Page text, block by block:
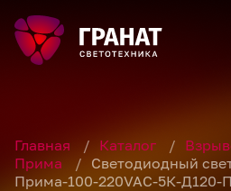
Главная / Каталог /
Прима
/ Светодиодный
Прима-100-220VAC-5К-Д120-